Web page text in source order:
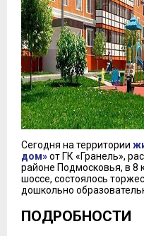
Сегодня на территории
дом»от ГК «Гранель»,
районе Подмосковья, в 8
шоссе, состоялось
дошкольно
ПОДРОБНОСТИ